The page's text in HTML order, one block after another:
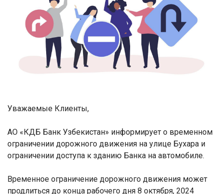
Уважаемые Клиенты,
АО «КДБ Банк Узбекистан» информирует о временном
ограничении дорожного движения на улице Бухара и
ограничении доступа к зданию Банка на автомобиле.
Временное ограничение дорожного движения может
продлиться до конца рабочего дня 8 октября, 2024